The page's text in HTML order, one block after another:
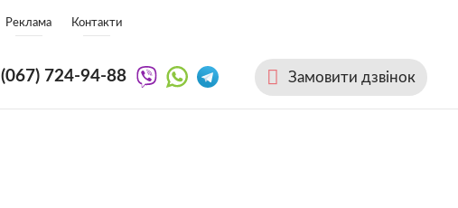
Реклама Контакти
(067) 724-94-88 Замовити дзвінок